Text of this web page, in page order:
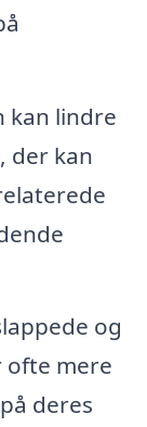
kan lindre
der kan
og
ofte mere
deres